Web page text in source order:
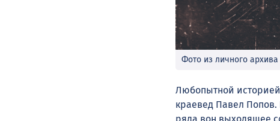
Фото из личного
Любопытной историей
краевед Павел